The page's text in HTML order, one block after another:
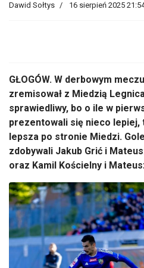
Dawid Sołtys 16 sierpień 2025
GŁOGÓW. W derbowym
zremisował z Miedzią
sprawiedliwy, bo o ile w
prezentowali się nieco lepiej,
lepsza po stronie Miedzi.
zdobywali Jakub Grić i
oraz Kamil Kościelny i